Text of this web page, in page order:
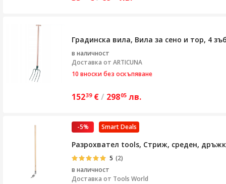
Градинска вила, Вила за сено и тор, 4
в наличност
Доставка от ARTICUNA
10 вноски без оскъпяване
15239 €/ 29805 лв.
Smart Deals
-5%
Разрохвател tools, Стриж, среден,
5 (2)
в наличност
Доставка от Tools World